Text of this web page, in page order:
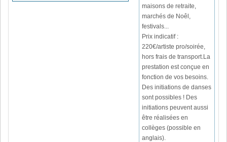
maisons de retraite,
marchés de Noêl,
festivals...
Prix indicatif :
220€/artiste pro/soirée,
hors frais de transport.La
prestation est conçue en
fonction de vos besoins.
Des initiations de danses
sont possibles ! Des
initiations peuvent aussi
être réalisées en
collèges (possible en
anglais).